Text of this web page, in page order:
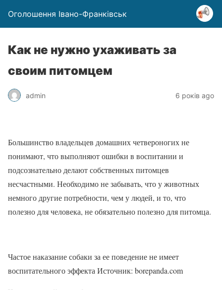
Оголошення Івано-Франківськ
Как не нужно ухаживать за
своим питомцем
admin 6 років ago
Большинство владельцев домашних четвероногих не
понимают, что выполняют ошибки в воспитании и
подсознательно делают собственных питомцев
несчастными. Необходимо не забывать, что у животных
немного другие потребности, чем у людей, и то, что
полезно для человека, не обязательно полезно для питомца.
Частое наказание собаки за ее поведение не имеет
воспитательного эффекта Источник: borepanda.com